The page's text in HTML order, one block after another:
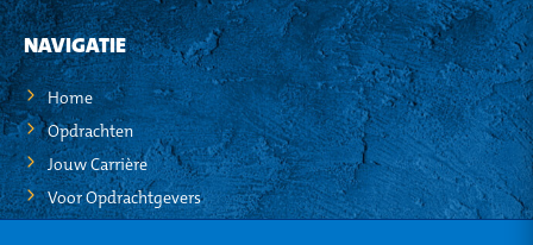
NAVIGATIE
Home
Opdrachten
Jouw Carrière
Voor Opdrachtgevers